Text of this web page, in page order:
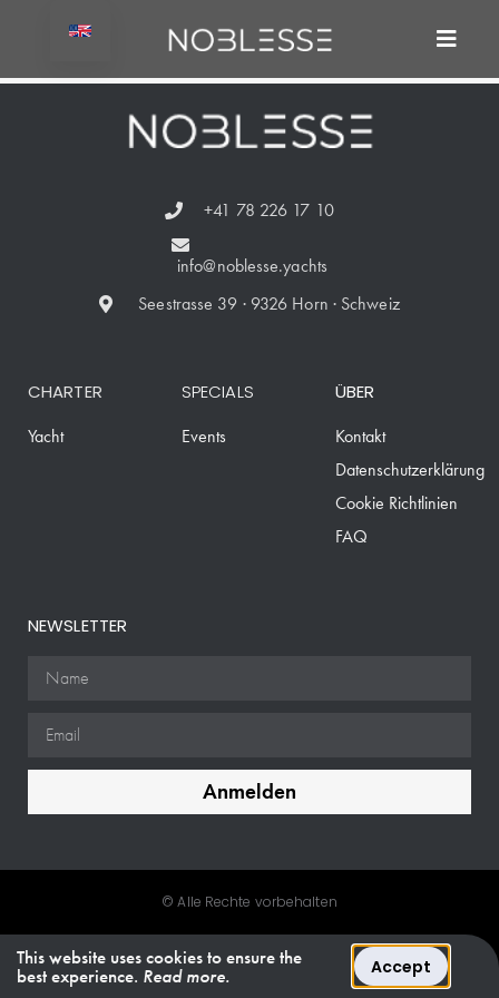
+41 78 226 17 10
info@noblesse.yachts
Seestrasse 39 · 9326 Horn · Schweiz
CHARTER
Yacht
SPECIALS
Events
ÜBER
Kontakt
Datenschutzerklärung
Cookie Richtlinien
FAQ
NEWSLETTER
Anmelden
© Alle Rechte vorbehalten
This website uses cookies to ensure the
best experience. Read more. Accept